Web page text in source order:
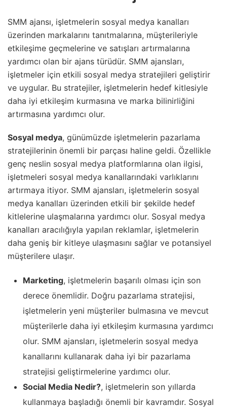
SMM ajansı, işletmelerin sosyal medya kanalları
üzerinden markalarını tanıtmalarına, müşterileriyle
etkileşime geçmelerine ve satışları artırmalarına
yardımcı olan bir ajans türüdür. SMM ajansları,
işletmeler için etkili sosyal medya stratejileri geliştirir
ve uygular. Bu stratejiler, işletmelerin hedef kitlesiyle
daha iyi etkileşim kurmasına ve marka bilinirliğini
artırmasına yardımcı olur.
Sosyal medya, günümüzde işletmelerin pazarlama
stratejilerinin önemli bir parçası haline geldi. Özellikle
genç neslin sosyal medya platformlarına olan ilgisi,
işletmeleri sosyal medya kanallarındaki varlıklarını
artırmaya itiyor. SMM ajansları, işletmelerin sosyal
medya kanalları üzerinden etkili bir şekilde hedef
kitlelerine ulaşmalarına yardımcı olur. Sosyal medya
kanalları aracılığıyla yapılan reklamlar, işletmelerin
daha geniş bir kitleye ulaşmasını sağlar ve potansiyel
müşterilere ulaşır.
Marketing, işletmelerin başarılı olması için son
derece önemlidir. Doğru pazarlama stratejisi,
işletmelerin yeni müşteriler bulmasına ve mevcut
müşterilerle daha iyi etkileşim kurmasına yardımcı
olur. SMM ajansları, işletmelerin sosyal medya
kanallarını kullanarak daha iyi bir pazarlama
stratejisi geliştirmelerine yardımcı olur.
Social Media Nedir?, işletmelerin son yıllarda
kullanmaya başladığı önemli bir kavramdır. Sosyal